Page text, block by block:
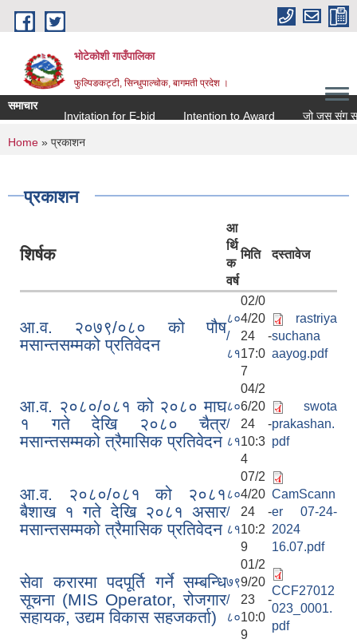
Skip to main content
भोटेकोशी गाउँपालिका
फुल्पिङकट्टी, सिन्धुपाल्चोक, बागमती प्रदेश ।
समाचार
Invitation for E-bid
Intention to Award जो जस संग
You are here
Home » प्रकाशन
प्रकाशन
शिर्षक
आ
र्थि
क
वर्ष
मिति दस्तावेज
आ.व. २०७९/०८० को पौष
मसान्तसम्मको प्रतिवेदन
८०
/
८१
02/0
4/20
24 -
17:0
7
rastriya
suchana
aayog.pdf
आ.व. २०८०/०८१ को २०८० माघ
१ गते देखि २०८० चैत्र
मसान्तसम्मको त्रैमासिक प्रतिवेदन
८०
/
८१
04/2
6/20
24 -
10:3
4
swota
prakashan.
pdf
आ.व. २०८०/०८१ को २०८१
बैशाख १ गते देखि २०८१ असार
मसान्तसम्मको त्रैमासिक प्रतिवेदन
८०
/
८१
07/2
4/20
24 -
10:2
9
CamScann
er 07-24-
2024
16.07.pdf
सेवा करारमा पदपूर्ति गर्ने सम्बन्धि
सूचना (MIS Operator, रोजगार
सहायक, उद्यम विकास सहजकर्ता)
७९
/
८०
01/2
9/20
23 -
10:0
9
CCF27012
023_0001.
pdf